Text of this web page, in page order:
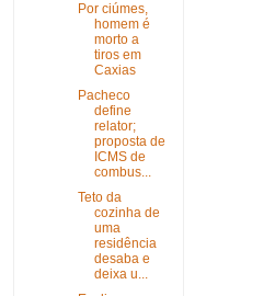
Por ciúmes,
homem é
morto a
tiros em
Caxias
Pacheco
define
relator;
proposta de
ICMS de
combus...
Teto da
cozinha de
uma
residência
desaba e
deixa u...